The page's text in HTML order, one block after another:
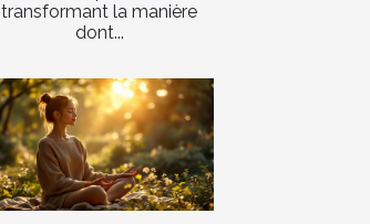
transformant la manière
dont...